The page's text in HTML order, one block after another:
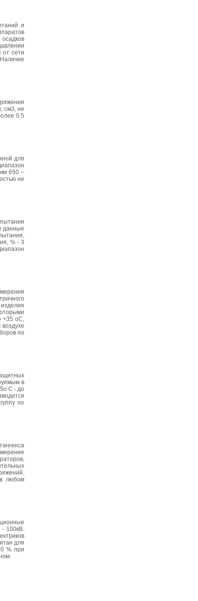
и
от сети
см3, не
0.5
для
650 –
не
данные
% - 3
+35 оС,
по
в
С - до
по
в любом
100кВ.
для
% при